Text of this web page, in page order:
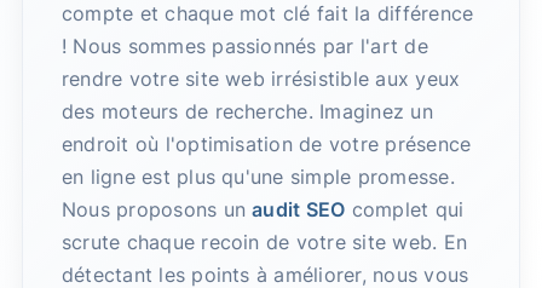
compte et chaque mot clé fait la différence
! Nous sommes passionnés par l'art de
rendre votre site web irrésistible aux yeux
des moteurs de recherche. Imaginez un
endroit où l'optimisation de votre présence
en ligne est plus qu'une simple promesse.
Nous proposons unaudit SEO complet qui
scrute chaque recoin de votre site web. En
détectant les points à améliorer, nous vous